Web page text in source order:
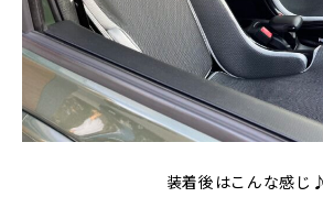
装着後はこんな感じ♪